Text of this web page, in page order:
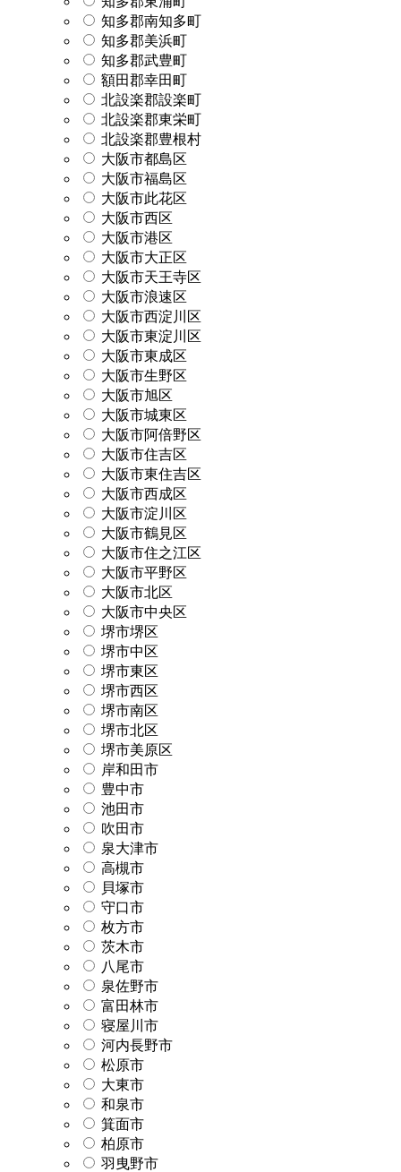
知多郡南知多町
知多郡美浜町
知多郡武豊町
額田郡幸田町
北設楽郡設楽町
北設楽郡東栄町
北設楽郡豊根村
大阪市都島区
大阪市福島区
大阪市此花区
大阪市西区
大阪市港区
大阪市大正区
大阪市天王寺区
大阪市浪速区
大阪市西淀川区
大阪市東淀川区
大阪市東成区
大阪市生野区
大阪市旭区
大阪市城東区
大阪市阿倍野区
大阪市住吉区
大阪市東住吉区
大阪市西成区
大阪市淀川区
大阪市鶴見区
大阪市住之江区
大阪市平野区
大阪市北区
大阪市中央区
堺市堺区
堺市中区
堺市東区
堺市西区
堺市南区
堺市北区
堺市美原区
岸和田市
豊中市
池田市
吹田市
泉大津市
高槻市
貝塚市
守口市
枚方市
茨木市
八尾市
泉佐野市
富田林市
寝屋川市
河内長野市
松原市
大東市
和泉市
箕面市
柏原市
羽曳野市